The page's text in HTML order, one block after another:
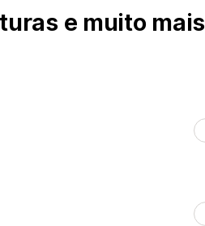
e muito mais